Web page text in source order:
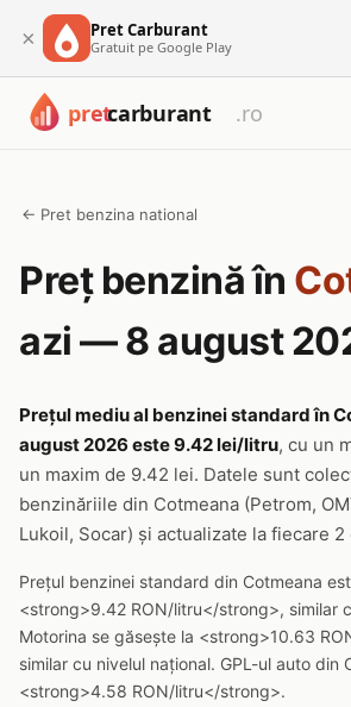
× Pret Carburant
Gratuit pe Google Play
← Pret benzina national
Preț benzină în
azi — 8 august
Prețul mediu al benzinei standard în
august 2026 este 9.42 lei/litru, cu un
un maxim de 9.42 lei. Datele sunt
benzinăriile din Cotmeana (Petrom,
Lukoil, Socar) și actualizate la fiecare 2
Prețul benzinei standard din Cotmeana
<strong>9.42 RON/litru</strong>, similar
Motorina se găsește la <strong>10.63
similar cu nivelul național. GPL-ul auto din
<strong>4.58 RON/litru</strong>.